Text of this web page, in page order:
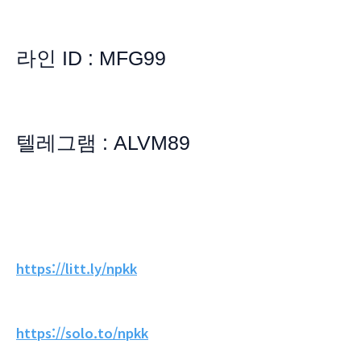
라인 ID : MFG99
텔레그램 : ALVM89
https://litt.ly/npkk
https://solo.to/npkk